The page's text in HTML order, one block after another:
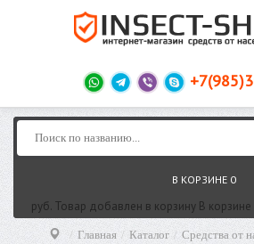
В КОРЗИНЕ 0
руб. Товар добавлен в корзину В корзине
Главная Каталог
Средства от